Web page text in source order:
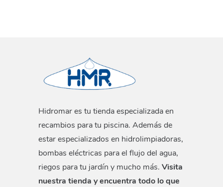
Hidromar es tu tienda especializada en
recambios para tu piscina. Además de
estar especializados en hidrolimpiadoras,
bombas eléctricas para el flujo del agua,
riegos para tu jardín y mucho más. Visita
nuestra tienda y encuentra todo lo que